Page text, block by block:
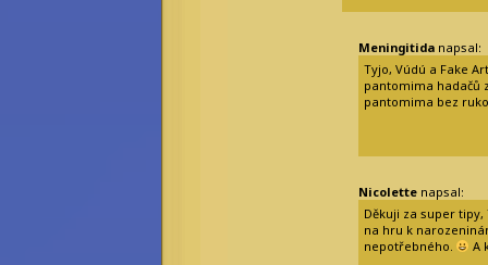
Meningitida napsal:
Tyjo, Vúdú a Fake
pantomima hadačů
pantomima bez
Nicolette napsal:
Děkuji za super
na hru k
nepotřebného.
A